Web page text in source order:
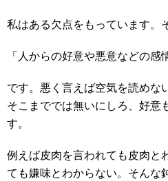
私はある欠点をもっています。
「人からの好意や悪意などの感
です。悪く言えば空気を読めな
そこまででは無いにしろ、好意
す。
例えば皮肉を言われても皮肉と
ても嫌味とわからない。そんな